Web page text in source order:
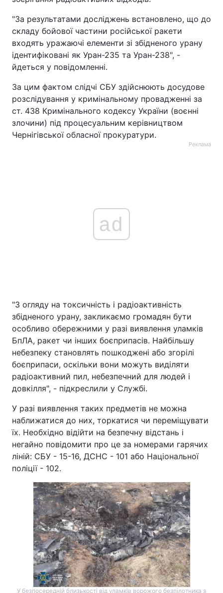
"За результатами досліджень встановлено, що до
складу бойової частини російської ракети
входять уражаючі елементи зі збідненого урану
ідентифіковані як Уран-235 та Уран-238", -
йдеться у повідомленні.
За цим фактом слідчі СБУ здійснюють досудове
розслідування у кримінальному провадженні за
ст. 438 Кримінального кодексу України (воєнні
злочини) під процесуальним керівництвом
Чернігівської обласної прокуратури.
Реклама
ad
"З огляду на токсичність і радіоактивність
збідненого урану, закликаємо громадян бути
особливо обережними у разі виявлення уламків
БпЛА, ракет чи інших боєприпасів. Найбільшу
небезпеку становлять пошкоджені або згорілі
боєприпаси, оскільки вони можуть виділяти
радіоактивний пил, небезпечний для людей і
довкілля", - підкреслили у Службі.
У разі виявлення таких предметів не можна
наближатися до них, торкатися чи переміщувати
їх. Необхідно відійти на безпечну відстань і
негайно повідомити про це за номерами гарячих
ліній: СБУ - 15-16, ДСНС - 101 або Національної
поліції - 102.
У безпосередній близькості від уламків ворожого безпілотника з